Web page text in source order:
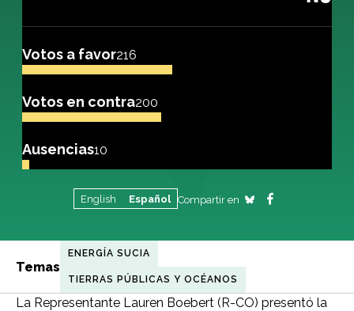
Votos a favor216
Votos en contra200
Ausencias10
English Español Compartir en
Temas
ENERGÍA SUCIA
TIERRAS PÚBLICAS Y OCÉANOS
La Representante Lauren Boebert (R-CO) presentó la